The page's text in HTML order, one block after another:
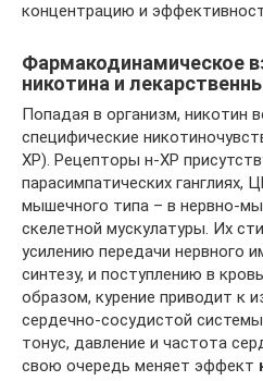
концентрацию и
Фармакодинамическое
никотина и
Попадая в организм, никотин
специфические
ХР). Рецепторы н-ХР
парасимпатических ганглиях,
мышечного типа – в нервно-
скелетной мускулатуры. Их
усилению передачи нервного
синтезу, и поступлению в
образом, курение приводит к
сердечно-сосудистой
тонус, давление и частота
свою очередь меняет эффект